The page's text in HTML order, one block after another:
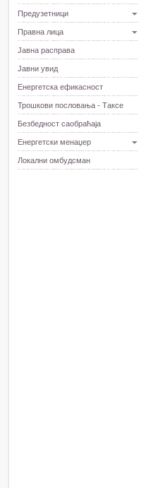
Предузетници
Правна лица
Јавна расправа
Јавни увид
Енергетска ефикасност
Трошкови пословања - Таксе
Безбедност саобраћаја
Енергетски менаџер
Локални омбудсман